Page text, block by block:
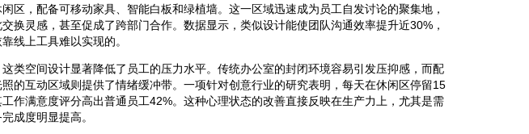
区，配备可移动家具、智能白板和绿植墙。这一区域迅速成为员工自发讨论的聚集地，
换灵感，甚至促成了跨部门合作。数据显示，类似设计能使团队沟通效率提升近30%，
线上工具难以实现的。
类空间设计显著降低了员工的压力水平。传统办公室的封闭环境容易引发压抑感，而配
的互动区域则提供了情绪缓冲带。一项针对创意行业的研究表明，每天在休闲区停留15
作满意度评分高出普通员工42%。这种心理状态的改善直接反映在生产力上，尤其是需
成度明显提高。